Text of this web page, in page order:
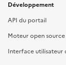
Développement
API du portail
Moteur open source
Interface utilisateur